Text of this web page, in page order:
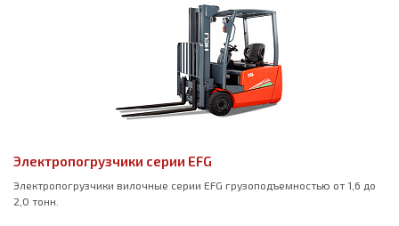
Электропогрузчики серии EFG
Электропогрузчики вилочные серии EFG грузоподъемностью от 1,6 до
2,0 тонн.